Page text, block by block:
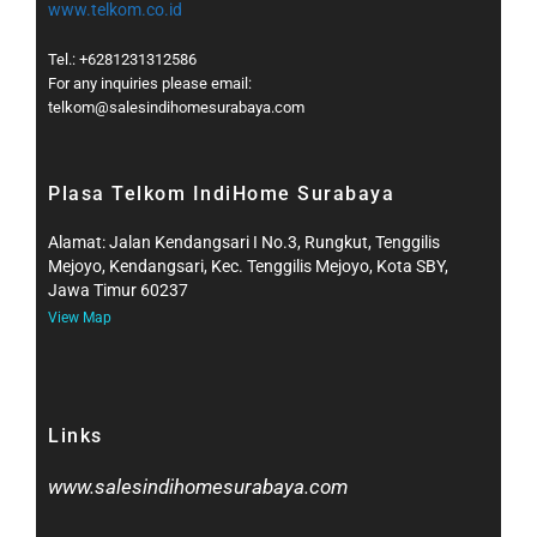
www.telkom.co.id
Tel.: +6281231312586
For any inquiries please email:
telkom@salesindihomesurabaya.com​
Plasa Telkom IndiHome Surabaya
Alamat: Jalan Kendangsari I No.3, Rungkut, Tenggilis
Mejoyo, Kendangsari, Kec. Tenggilis Mejoyo, Kota SBY,
Jawa Timur 60237
View Map
Links
www.salesindihomesurabaya.com​